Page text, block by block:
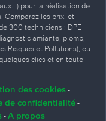
pour la réalisation de
Comparez les prix, et
300 techniciens : DPE
amiante, plomb,
Risques et Pollutions), ou
clics et en toute
des cookies -
de confidentialité-
- A propos